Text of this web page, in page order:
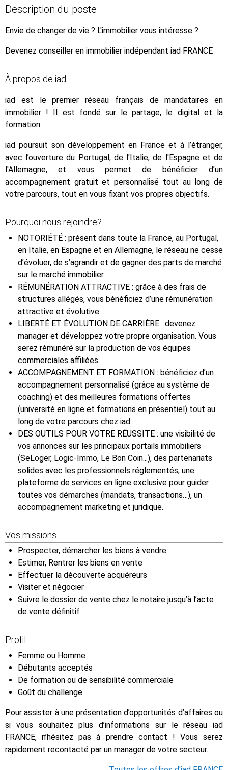
Description du poste
Envie de changer de vie ? L'immobilier vous intéresse ?
Devenez conseiller en immobilier indépendant iad FRANCE
À propos de iad
iad est le premier réseau français de mandataires en
immobilier ! Il est fondé sur le partage, le digital et la
formation.
iad poursuit son développement en France et à l’étranger,
avec l’ouverture du Portugal, de l'Italie, de l'Espagne et de
l'Allemagne, et vous permet de bénéficier d’un
accompagnement gratuit et personnalisé tout au long de
votre parcours, tout en vous fixant vos propres objectifs.
Pourquoi nous rejoindre?
NOTORIÉTÉ : présent dans toute la France, au Portugal,
en Italie, en Espagne et en Allemagne, le réseau ne cesse
d’évoluer, de s’agrandir et de gagner des parts de marché
sur le marché immobilier.
RÉMUNÉRATION ATTRACTIVE : grâce à des frais de
structures allégés, vous bénéficiez d’une rémunération
attractive et évolutive.
LIBERTÉ ET ÉVOLUTION DE CARRIÈRE : devenez
manager et développez votre propre organisation. Vous
serez rémunéré sur la production de vos équipes
commerciales affiliées.
ACCOMPAGNEMENT ET FORMATION : bénéficiez d’un
accompagnement personnalisé (grâce au système de
coaching) et des meilleures formations offertes
(université en ligne et formations en présentiel) tout au
long de votre parcours chez iad.
DES OUTILS POUR VOTRE RÉUSSITE : une visibilité de
vos annonces sur les principaux portails immobiliers
(SeLoger, Logic-Immo, Le Bon Coin...), des partenariats
solides avec les professionnels réglementés, une
plateforme de services en ligne exclusive pour guider
toutes vos démarches (mandats, transactions…), un
accompagnement marketing et juridique.
Vos missions
Prospecter, démarcher les biens à vendre
Estimer, Rentrer les biens en vente
Effectuer la découverte acquéreurs
Visiter et négocier
Suivre le dossier de vente chez le notaire jusqu’à l’acte
de vente définitif
Profil
Femme ou Homme
Débutants acceptés
De formation ou de sensibilité commerciale
Goût du challenge
Pour assister à une présentation d’opportunités d’affaires ou
si vous souhaitez plus d’informations sur le réseau iad
FRANCE, n’hésitez pas à prendre contact ! Vous serez
rapidement recontacté par un manager de votre secteur.